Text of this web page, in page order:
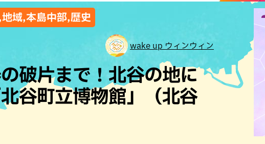
理 アジア・エスニック
・焼肉 焼鳥・串料理
肉料理 居酒屋・バー
イキング
歴史
アート
ホテル
サウナ 公園
沖縄の海
域,本島中部,歴史
wake up ウィンウィン
破片まで！北谷の地に
谷町立博物館」（北谷